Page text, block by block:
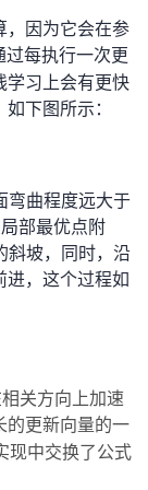
，因为它会在参
过每执行一次更
学习上会有更快
下图所示：
弯曲程度远大于
部最优点附
斜坡，同时，沿
进，这个过程如
关方向上加速
的更新向量的一
现中交换了公式